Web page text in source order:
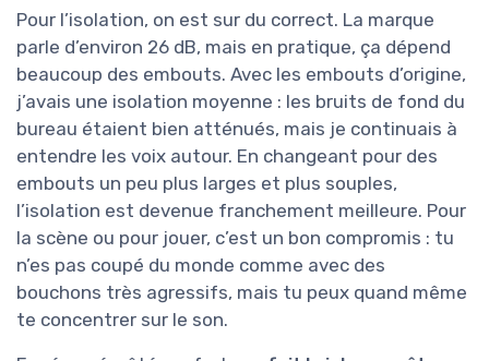
Pour l’isolation, on est sur du correct. La marque
parle d’environ 26 dB, mais en pratique, ça dépend
beaucoup des embouts. Avec les embouts d’origine,
j’avais une isolation moyenne : les bruits de fond du
bureau étaient bien atténués, mais je continuais à
entendre les voix autour. En changeant pour des
embouts un peu plus larges et plus souples,
l’isolation est devenue franchement meilleure. Pour
la scène ou pour jouer, c’est un bon compromis : tu
n’es pas coupé du monde comme avec des
bouchons très agressifs, mais tu peux quand même
te concentrer sur le son.